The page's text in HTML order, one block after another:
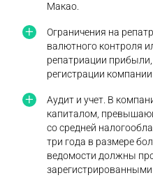
Макао.
Ограничения на
валютного контроля
репатриации
регистрации
Аудит и учет. В
капиталом,
со средней
три года в размере
ведомости должны